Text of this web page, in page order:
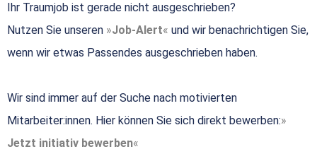
Ihr Traumjob ist gerade nicht ausgeschrieben?
Nutzen Sie unseren
Job-Alert
und wir benachrichtigen Sie,
wenn wir etwas Passendes ausgeschrieben haben.
Wir sind immer auf der Suche nach motivierten
Mitarbeiter:innen. Hier können Sie sich direkt bewerben:
Jetzt initiativ bewerben